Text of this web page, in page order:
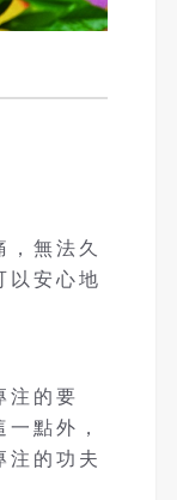
無法久
以安心地
注的要
點外，
注的功夫